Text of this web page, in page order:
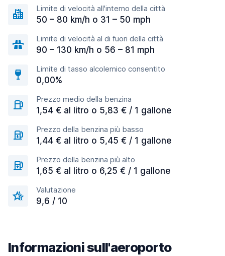
Limite di velocità all'interno della città
50 – 80 km/h o 31 – 50 mph
Limite di velocità al di fuori della città
90 – 130 km/h o 56 – 81 mph
Limite di tasso alcolemico consentito
0,00%
Prezzo medio della benzina
1,54 € al litro o 5,83 € / 1 gallone
Prezzo della benzina più basso
1,44 € al litro o 5,45 € / 1 gallone
Prezzo della benzina più alto
1,65 € al litro o 6,25 € / 1 gallone
Valutazione
9,6 / 10
Informazioni sull'aeroporto